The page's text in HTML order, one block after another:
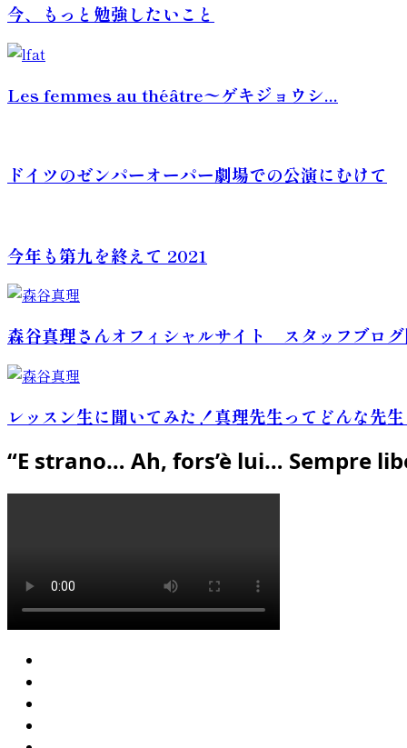
今、もっと勉強したいこと
Les femmes au théâtre〜ゲキジョウシ...
ドイツのゼンパーオーパー劇場での公演にむけて
今年も第九を終えて 2021
森谷真理さんオフィシャルサイト スタッフブロ
レッスン生に聞いてみた！真理先生ってどんな先
“E strano… Ah, fors’è lui… Sempre